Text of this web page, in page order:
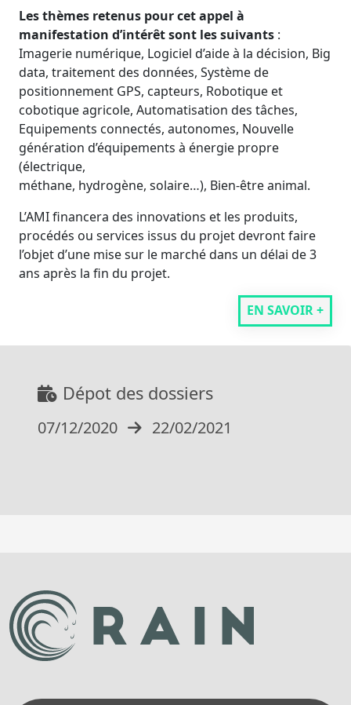
Les thèmes retenus pour cet appel à
manifestation d’intérêt sont les suivants :
Imagerie numérique, Logiciel d’aide à la décision, Big
data, traitement des données, Système de
positionnement GPS, capteurs, Robotique et
cobotique agricole, Automatisation des tâches,
Equipements connectés, autonomes, Nouvelle
génération d’équipements à énergie propre
(électrique,
méthane, hydrogène, solaire…), Bien-être animal.
L’AMI financera des innovations et les produits,
procédés ou services issus du projet devront faire
l’objet d’une mise sur le marché dans un délai de 3
ans après la fin du projet.
EN SAVOIR +
Dépot des dossiers
07/12/2020 22/02/2021